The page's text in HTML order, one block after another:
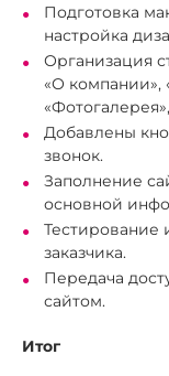
Подготовка
настройка
Организация
«О компании»,
Добавлены
звонок.
Заполнение
основной
Тестирование
заказчика.
Передача
сайтом.
Итог